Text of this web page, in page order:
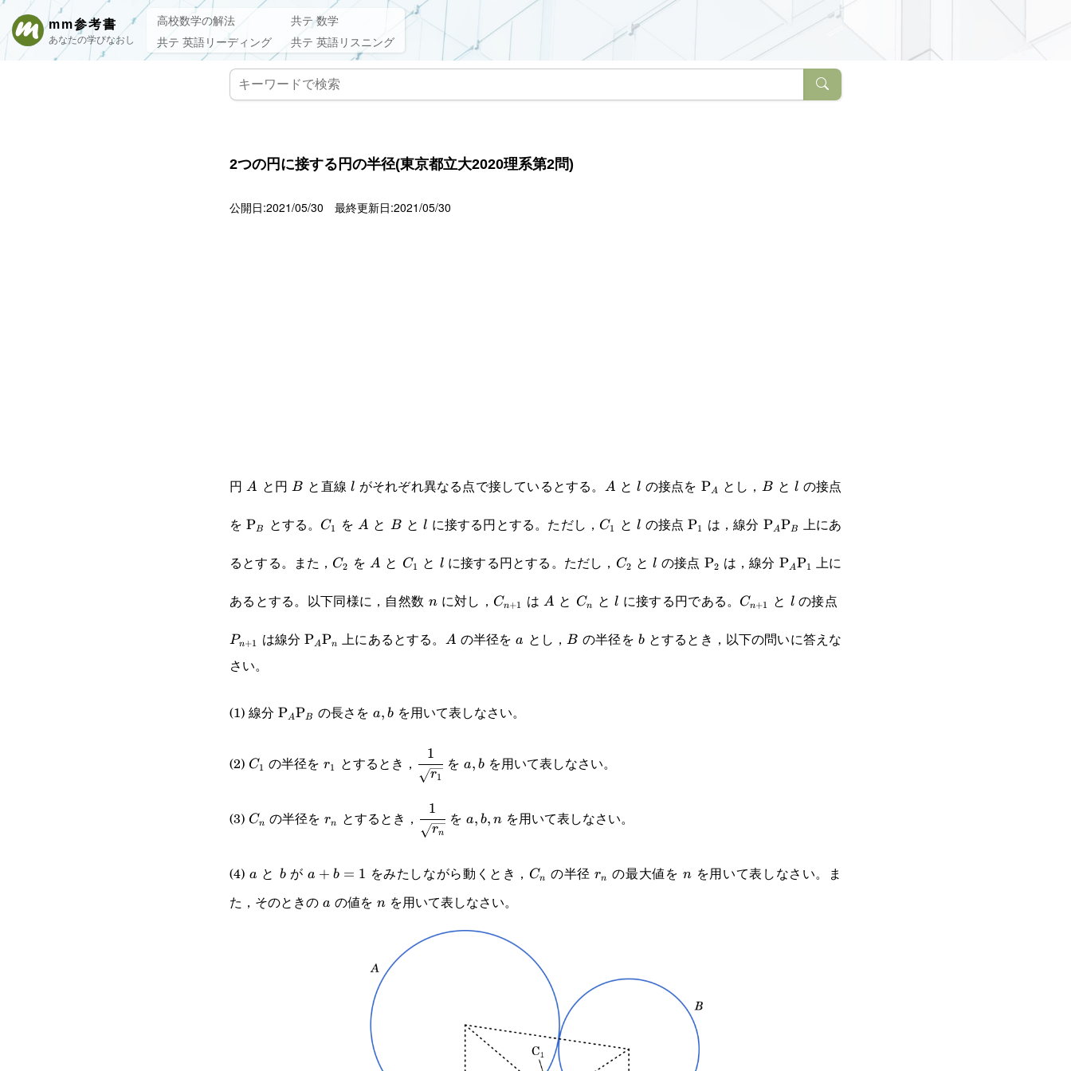
mm参考書
あなたの学びなおし
高校数学の解法
共テ 数学
共テ 英語リーディング
共テ 英語リスニング
2つの円に接する円の半径(東京都立大2020理系第2問)
公開日:2021/05/30 最終更新日:2021/05/30
円 A
A と円B
B と直線l
l がそれぞれ異なる点で接しているとする。 A
A とl
l の接点を \text{P}_A
PA とし， B
B とl
l の接点
を\text{P}_B
PB とする。 C_1
C1 を A
A と B
B とl
l に接する円とする。ただし， C_1
C1 とl
l の接点\text{P}_1
P1 は，線分 \text{P}_A\text{P}_B
PAPB 上にあ
るとする。また， C_2
C2 を A
A と C_1
C1 と l
lに接する円とする。ただし， C_2
C2 とl
l の接点 \text{P}_2
P2 は，線分 \text{P}_A\text{P}_1
PAP1 上に
あるとする。以下同様に，自然数 nに対し， C_{n+1}
Cn+1 は A
A と C_n
Cn とl
l に接する円である。 C_{n+1}
Cn+1 と l
lの接点
Pn+1 は線分\text{P}_A\text{P}_n
PAPn 上にあるとする。 A
A の半径をa とし，B
B の半径を b
bとするとき，以下の問いに答えな
さい。
(1) 線分 \text{P}_A\text{P}_B
PAPB の長さを a,b
a, bを用いて表しなさい。
(2) C_1
C1 の半径をr1 とするとき，
\cfrac{1}
{\sqrt{r_1}}
r1
1
を a,b
a, bを用いて表しなさい。
(3) C_n
Cn の半径をrn とするとき，
\cfrac{1}
{\sqrt{r_n}}
rn
1
を a,b,n
a, b, nを用いて表しなさい。
(4) a と b
bが a+b=1
a + b = 1 をみたしながら動くとき， C_n
Cn の半径rn の最大値をn を用いて表しなさい。ま
た，そのときの a
a の値を n
n を用いて表しなさい。